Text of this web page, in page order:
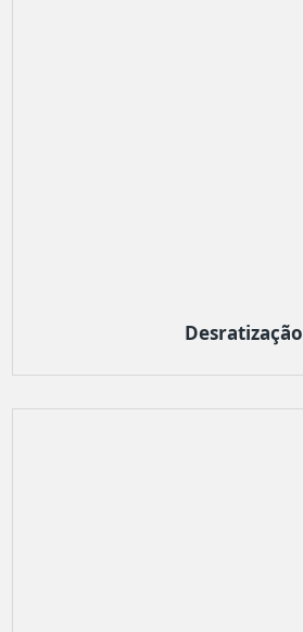
Desratização